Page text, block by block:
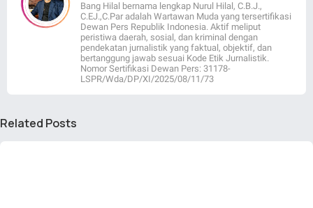
Bang Hilal bernama lengkap Nurul Hilal, C.B.J.,
C.EJ.,C.Par adalah Wartawan Muda yang tersertifikasi
Dewan Pers Republik Indonesia. Aktif meliput
peristiwa daerah, sosial, dan kriminal dengan
pendekatan jurnalistik yang faktual, objektif, dan
bertanggung jawab sesuai Kode Etik Jurnalistik.
Nomor Sertifikasi Dewan Pers: 31178-
LSPR/Wda/DP/XI/2025/08/11/73
Related Posts